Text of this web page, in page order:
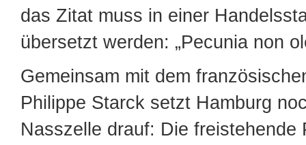
das Zitat muss in einer
übersetzt werden: „Pecunia non
Gemeinsam mit dem
Philippe Starck setzt Hamburg
Nasszelle drauf: Die freistehende